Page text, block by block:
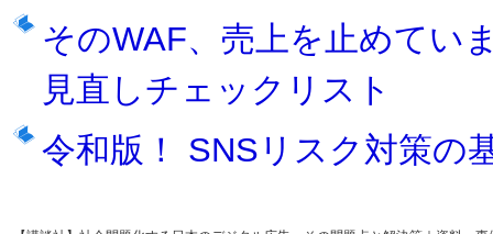
そのWAF、売上を止めてい
見直しチェックリスト
令和版！ SNSリスク対策